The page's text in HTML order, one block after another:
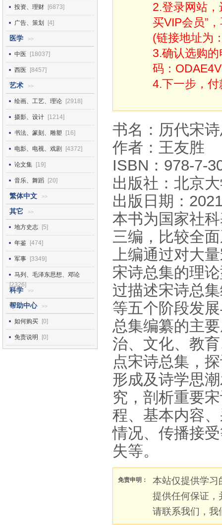
投资、理财 [6873]
广告、策划 [4]
医学 >>
中医 [18037]
西医 [8457]
艺术 >>
绘画、工艺、理论 [2918]
摄影、设计 [1214]
书法、篆刻、雕塑 [16]
电影、电视、戏剧 [4372]
论文集 [19]
音乐、舞蹈 [20]
繁体中文 >>
其它 >>
地方史志 [5]
年鉴 [474]
军事 [3349]
马列、毛泽东思想、邓论
[2326]
科学 >>
帮助中心 >>
如何购买 [0]
免责说明 [0]
2.登录网站，
买VIP会员”
(链接地址为
3.确认选购
码：
4.下一步，
书名：历代宋
作者：王友胜
ISBN：978-7-
出版社：北京
出版日期：
本书为国家社
三编，比较全
上编通过对大
宋诗总集的理
过描述宋诗总
等五个阶段发
总集编纂的主
治、文化、教
点宋诗总集，
形成及诗学思
究，剖析重要
程、基本内容
情况、传播接
失等。
免责申明：
本站仅提供学习
提供任何保证，
请联系我们，我